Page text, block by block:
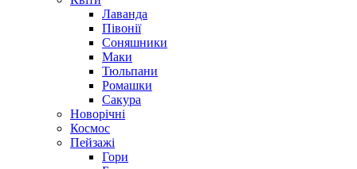
Лаванда
Півонії
Соняшники
Маки
Тюльпани
Ромашки
Сакура
Новорічні
Космос
Пейзажі
Гори